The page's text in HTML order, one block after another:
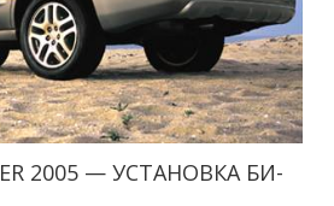
2005 — УСТАНОВКА БИ-